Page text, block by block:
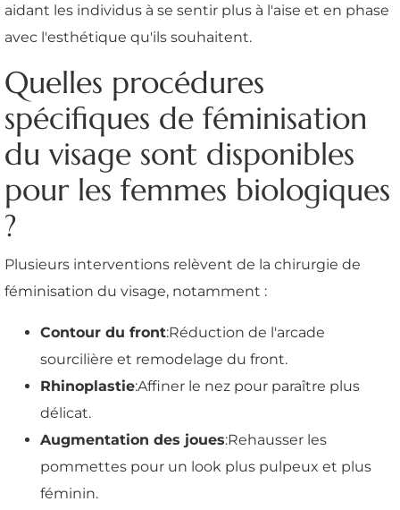
aidant les individus à se sentir plus à l'aise et en phase
avec l'esthétique qu'ils souhaitent.
Quelles procédures
spécifiques de féminisation
du visage sont disponibles
pour les femmes biologiques
?
Plusieurs interventions relèvent de la chirurgie de
féminisation du visage, notamment :
Contour du front:Réduction de l'arcade
sourcilière et remodelage du front.
Rhinoplastie:Affiner le nez pour paraître plus
délicat.
Augmentation des joues:Rehausser les
pommettes pour un look plus pulpeux et plus
féminin.